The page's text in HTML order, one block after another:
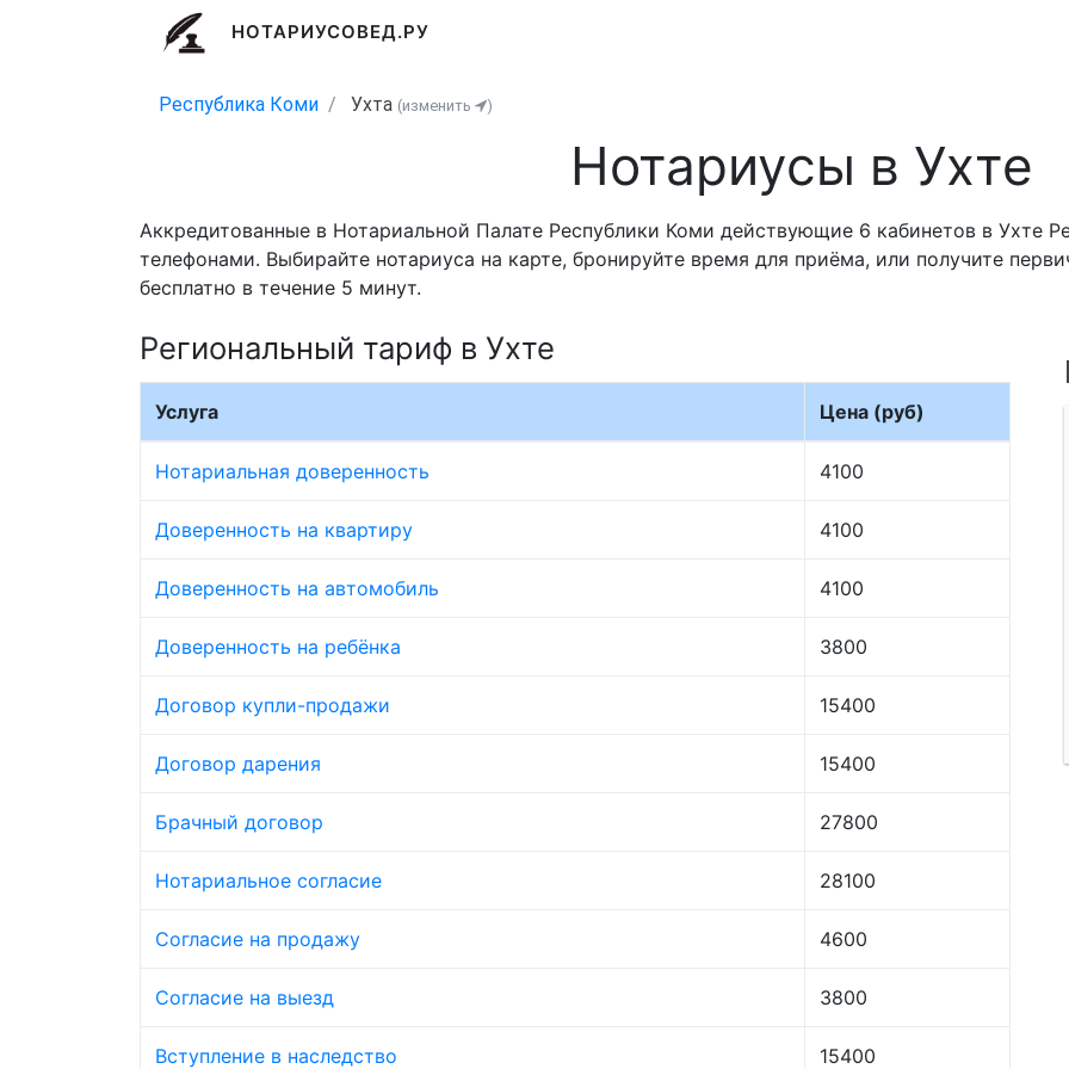
НОТАРИУСОВЕД.РУ
Республика Коми Ухта (изменить )
Нотариусы в Ухте
Аккредитованные в Нотариальной Палате Республики Коми действующие 6 кабинетов в Ухте
телефонами. Выбирайте нотариуса на карте, бронируйте время для приёма, или получите
бесплатно в течение 5 минут.
Региональный тариф в Ухте
Услуга Цена (руб)
Нотариальная доверенность 4100
Доверенность на квартиру 4100
Доверенность на автомобиль 4100
Доверенность на ребёнка 3800
Договор купли-продажи 15400
Договор дарения 15400
Брачный договор 27800
Нотариальное согласие 28100
Согласие на продажу 4600
Согласие на выезд 3800
Вступление в наследство 15400